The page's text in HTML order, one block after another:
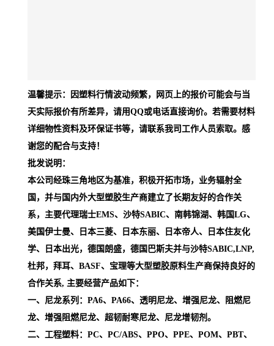
温馨提示：因塑料行情波动频繁，网页上的报价可能会与当
天实际报价有所差异，请用QQ或电话直接询价。若需要材料
详细物性资料及环保证书等，请联系我司工作人员索取。感
谢您的配合与支持！
批发说明：
本公司经珠三角地区为基准，积极开拓市场，业务辐射全
国，并与国内外大型塑胶生产商建立了长期友好的合作关
系，主要代理瑞士EMS、沙特SABIC、南韩锦湖、韩国LG、
美国伊士曼、日本三菱、日本东丽、日本帝人、日本住友化
学、日本出光，德国朗盛，德国巴斯夫并与沙特SABIC,LNP,
杜邦，拜耳、BASF、宝理等大型塑胶原料生产商保持良好的
合作关系, 主要经营产品如下：
一、尼龙系列：PA6、PA66、透明尼龙、增强尼龙、阻燃尼
龙、增强阻燃尼龙、超韧耐寒尼龙、尼龙增韧剂。
二、工程塑料：PC、PC/ABS、PPO、PPE、POM、PBT、